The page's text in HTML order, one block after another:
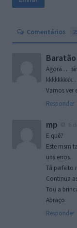
Comentários
Baratão
Agora …
Vamos ver
Responder
mp
E quê?
Este msm
uns erros.
Tá perfeito
Continua
Tou a
Abraço
Responder